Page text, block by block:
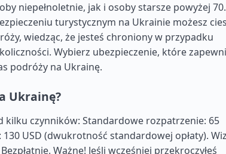
niepełnoletnie, jak i osoby starsze powyżej 70.
turystycznym na Ukrainie możesz
wiedząc, że jesteś chroniony w przypadku
Wybierz ubezpieczenie, które
podróży na Ukrainę.
Ukrainę?
kilku czynników: Standardowe rozpatrzenie: 65
USD (dwukrotność standardowej opłaty).
Ważne! Jeśli wcześniej przekroczyłeś